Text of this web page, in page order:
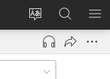
Badili
lugha
ya
tovuti
Ingia
(opens
window)
Tafuta
Katika
JW.ORG